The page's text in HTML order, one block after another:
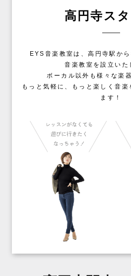
高円寺ス
EYS音楽教室は、高円寺駅か
音楽教室を設立いた
ボーカル以外も様々な楽
もっと気軽に、もっと楽しく音楽
ます！